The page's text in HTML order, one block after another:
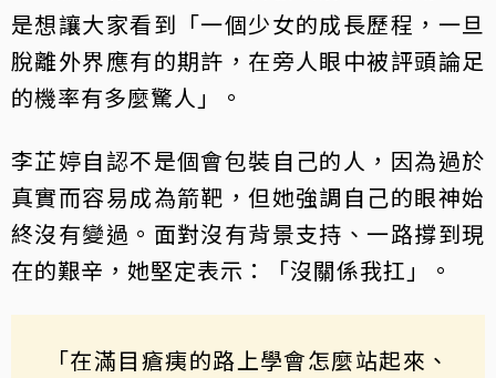
是想讓大家看到「一個少女的成長歷程，一旦
脫離外界應有的期許，在旁人眼中被評頭論足
的機率有多麼驚人」。
李芷婷自認不是個會包裝自己的人，因為過於
真實而容易成為箭靶，但她強調自己的眼神始
終沒有變過。面對沒有背景支持、一路撐到現
在的艱辛，她堅定表示：「沒關係我扛」。
「在滿目瘡痍的路上學會怎麼站起來、